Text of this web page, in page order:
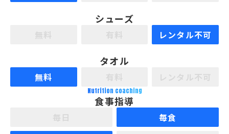
シューズ
レンタル不可
タオル
無料
Nutrition coaching
食事指導
毎食